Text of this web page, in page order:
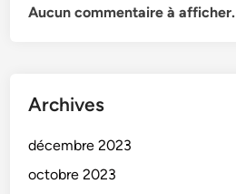
Aucun commentaire à afficher.
Archives
décembre 2023
octobre 2023